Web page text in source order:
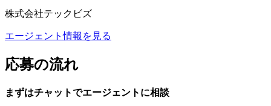
株式会社テックビズ
エージェント情報を見る
応募の流れ
まずはチャットでエージェント に相談